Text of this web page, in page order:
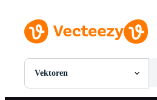
Vektoren
Alle Bilder